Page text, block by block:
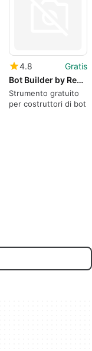
4.8
Gratis
Bot Builder by Recast.AI
Strumento gratuito
per costruttori di bot